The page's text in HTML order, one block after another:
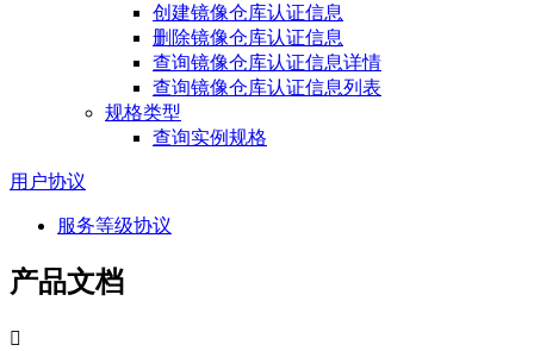
创建镜像仓库认证信息
删除镜像仓库认证信息
查询镜像仓库认证信息详情
查询镜像仓库认证信息列表
规格类型
查询实例规格
用户协议
服务等级协议
产品文档
